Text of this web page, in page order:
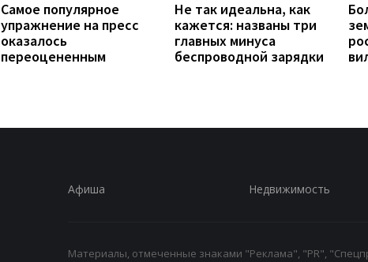
Самое популярное
упражнение на пресс
оказалось
переоцененным
Не так идеальна, как
кажется: названы три
главных минуса
беспроводной зарядки
Афиша Недвижимость
Материалы, отмеченные знаками "Реклама", "PR",